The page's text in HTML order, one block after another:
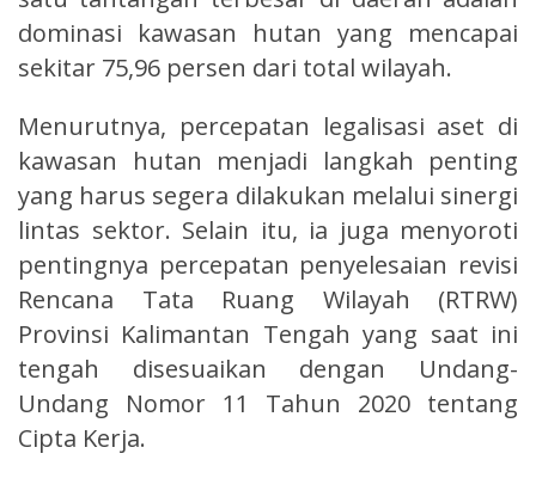
dominasi kawasan hutan yang mencapai
sekitar 75,96 persen dari total wilayah.
Menurutnya, percepatan legalisasi aset di
kawasan hutan menjadi langkah penting
yang harus segera dilakukan melalui sinergi
lintas sektor. Selain itu, ia juga menyoroti
pentingnya percepatan penyelesaian revisi
Rencana Tata Ruang Wilayah (RTRW)
Provinsi Kalimantan Tengah yang saat ini
tengah disesuaikan dengan Undang-
Undang Nomor 11 Tahun 2020 tentang
Cipta Kerja.